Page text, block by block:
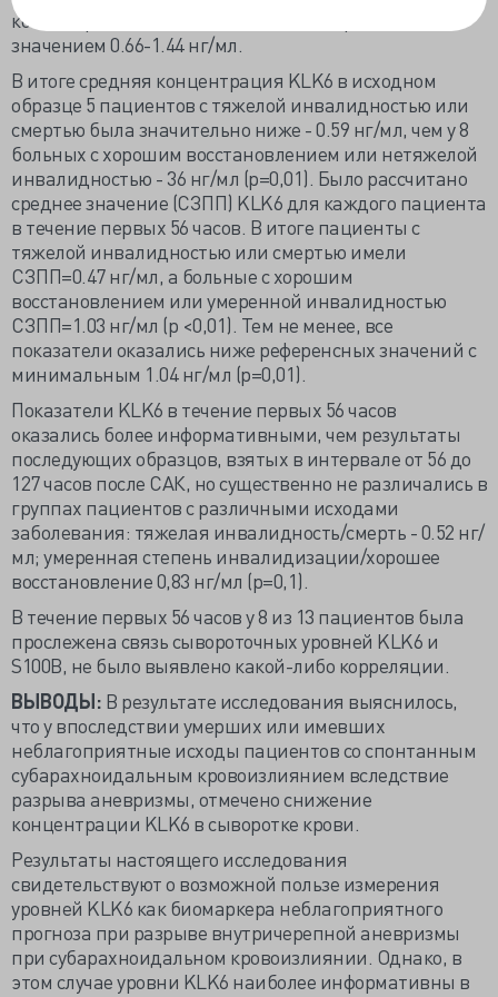
концентрации от 0.73 до 2.17 нг/мл и средним
значением 0.66-1.44 нг/мл.
В итоге средняя концентрация KLK6 в исходном
образце 5 пациентов с тяжелой инвалидностью или
смертью была значительно ниже - 0.59 нг/мл, чем у 8
больных с хорошим восстановлением или нетяжелой
инвалидностью - 36 нг/мл (р=0,01). Было рассчитано
среднее значение (СЗПП) KLK6 для каждого пациента
в течение первых 56 часов. В итоге пациенты с
тяжелой инвалидностью или смертью имели
СЗПП=0.47 нг/мл, а больные с хорошим
восстановлением или умеренной инвалидностью
СЗПП=1.03 нг/мл (р <0,01). Тем не менее, все
показатели оказались ниже референсных значений с
минимальным 1.04 нг/мл (р=0,01).
Показатели KLK6 в течение первых 56 часов
оказались более информативными, чем результаты
последующих образцов, взятых в интервале от 56 до
127 часов после САК, но существенно не различались в
группах пациентов с различными исходами
заболевания: тяжелая инвалидность/смерть - 0.52 нг/
мл; умеренная степень инвалидизации/хорошее
восстановление 0,83 нг/мл (р=0,1).
В течение первых 56 часов у 8 из 13 пациентов была
прослежена связь сывороточных уровней KLK6 и
S100B, не было выявлено какой-либо корреляции.
ВЫВОДЫ: В результате исследования выяснилось,
что у впоследствии умерших или имевших
неблагоприятные исходы пациентов со спонтанным
субарахноидальным кровоизлиянием вследствие
разрыва аневризмы, отмечено снижение
концентрации KLK6 в сыворотке крови.
Результаты настоящего исследования
свидетельствуют о возможной пользе измерения
уровней KLK6 как биомаркера неблагоприятного
прогноза при разрыве внутричерепной аневризмы
при субарахноидальном кровоизлиянии. Однако, в
этом случае уровни KLK6 наиболее информативны в